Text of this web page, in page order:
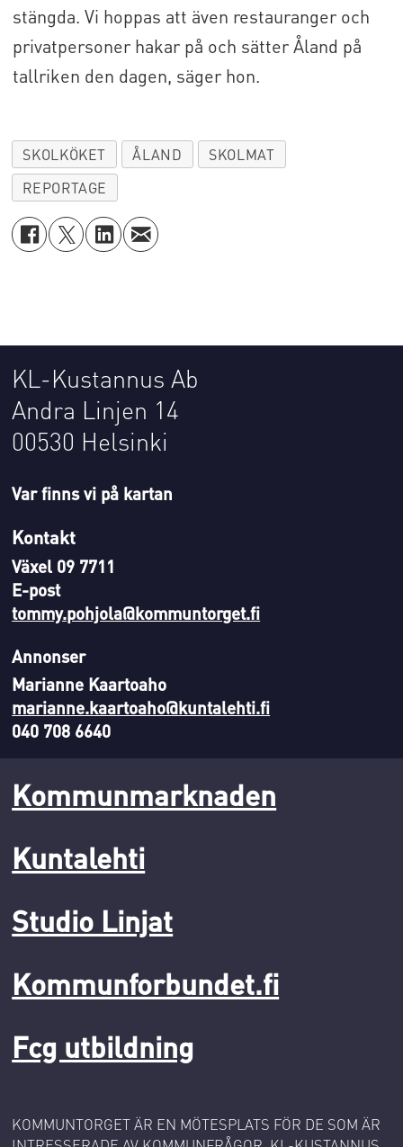
stängda. Vi hoppas att även restauranger och
privatpersoner hakar på och sätter Åland på
tallriken den dagen, säger hon.
SKOLKÖKET ÅLAND
SKOLMAT
REPORTAGE
KL-Kustannus Ab
Andra Linjen 14
00530 Helsinki
Var finns vi på kartan
Kontakt
Växel 09 7711
E-post
tommy.pohjola@kommuntorget.fi
Annonser
Marianne Kaartoaho
marianne.kaartoaho@kuntalehti.fi
040 708 6640
Kommunmarknaden
Kuntalehti
Studio Linjat
Kommunforbundet.fi
Fcg utbildning
KOMMUNTORGET ÄR EN MÖTESPLATS FÖR DE SOM ÄR